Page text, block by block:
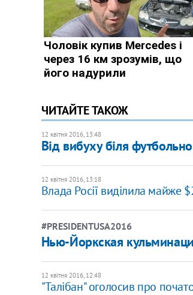
ЧИТАЙТЕ ТАКОЖ
12 квітня 2016, 13:48
Від вибуху біля
12 квітня 2016, 13:18
Влада Росії виділила майже
#PRESIDENTUSA2016
Нью-Йоркская
12 квітня 2016, 12:48
"Талібан" оголосив про